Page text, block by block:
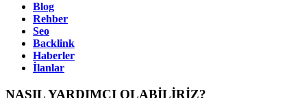
Blog
Rehber
Seo
Backlink
Haberler
İlanlar
NASIL YARDIMCI OLABİLİRİZ?